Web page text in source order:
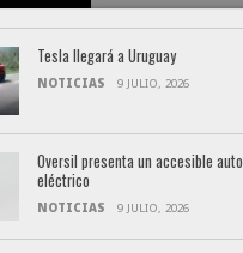
Tesla llegará a Uruguay
NOTICIAS 9 JULIO, 2026
Oversil presenta un accesible auto
eléctrico
NOTICIAS 9 JULIO, 2026